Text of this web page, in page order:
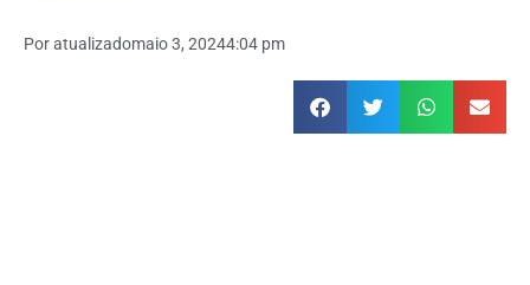
Poratualizadomaio 3, 20244:04 pm